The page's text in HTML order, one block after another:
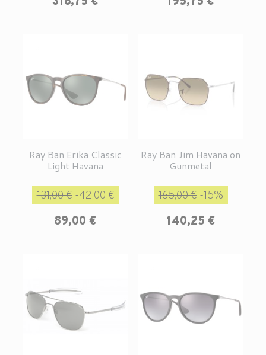
Ray Ban Erika Classic
Light Havana
Prix de base
131,00 €-42,00 €
89,00 €
Ray Ban Jim Havana on
Gunmetal
Prix de base
165,00 €-15%
140,25 €